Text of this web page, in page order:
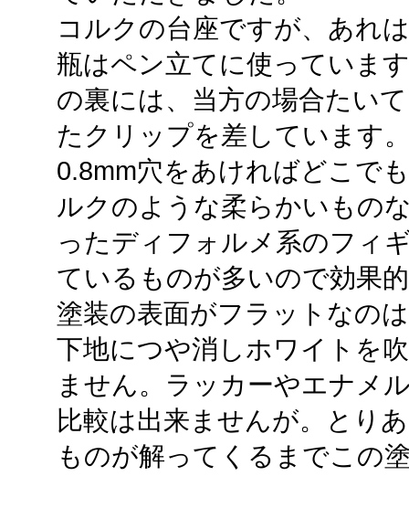
コルクの台座ですが、あれ
瓶はペン立てに使っていま
の裏には、当方の場合たい
たクリップを差しています
0.8mm穴をあければどこで
ルクのような柔らかいもの
ったディフォルメ系のフィ
ているものが多いので効果
塗装の表面がフラットなの
下地につや消しホワイトを
ません。ラッカーやエナメ
比較は出来ませんが。とり
ものが解ってくるまでこの